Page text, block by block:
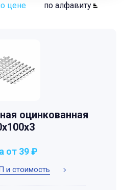
цене по алфавиту
оцинкованная
и стоимость
от 39 ₽